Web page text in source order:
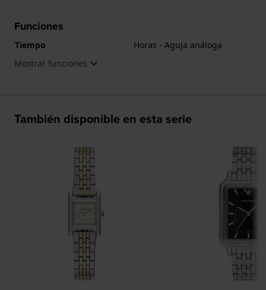
Funciones
Tiempo
Horas - Aguja análoga
Mostrar funciones
También disponible en esta serie